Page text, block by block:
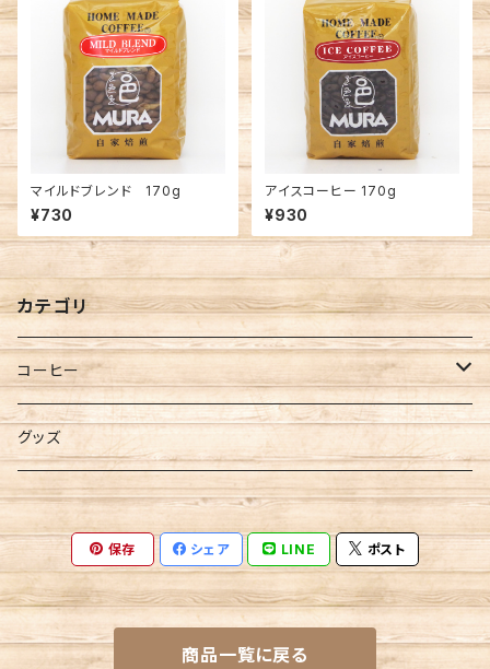
マイルドブレンド 170g
¥730
アイスコーヒー 170g
¥930
カテゴリ
コーヒー
粉
豆
定期便
粉
焙煎度合
グッズ
保存 シェア LINE ポスト
商品一覧に戻る